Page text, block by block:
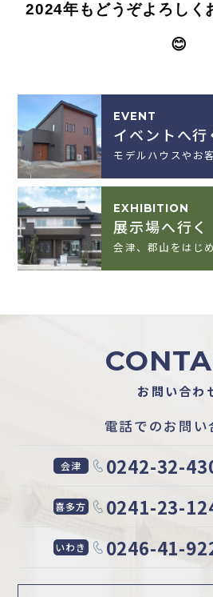
2024年もどうぞよろしく
😊
EVENT
イベントへ行
モデルハウスやお
EXHIBITION
展示場へ行く
会津、郡山をはじ
お問い合わ
電話でのお問い
会津 0242-32-
喜多方 0241-23-
いわき 0246-41-